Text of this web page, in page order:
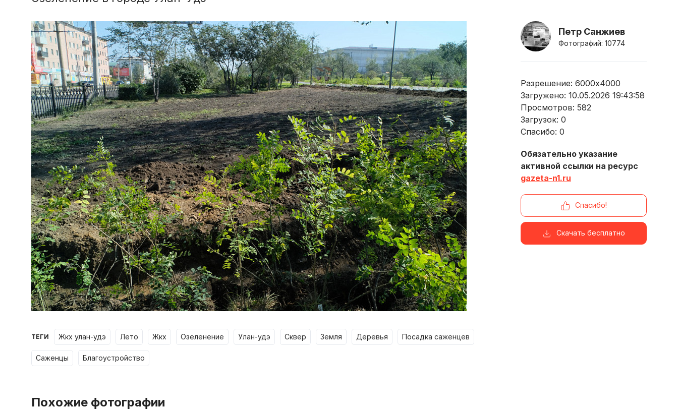
ТЕГИ жкх улан-удэ лето жкх озеленение улан-удэ сквер земля деревья посадка саженцев
саженцы благоустройство
Петр Санжиев
Фотографий: 10774
Разрешение: 6000x4000
Загружено: 10.05.2026 19:43:58
Просмотров: 582
Загрузок: 0
Спасибо: 0
Обязательно указание
активной ссылки на ресурс
gazeta-n1.ru
Спасибо!
Скачать бесплатно
Похожие фотографии